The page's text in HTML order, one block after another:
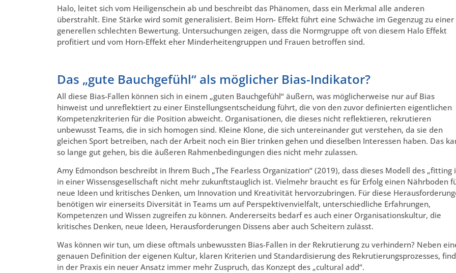
Halo, leitet sich vom Heiligenschein ab und beschreibt das Phänomen, dass ein Merkmal alle anderen
überstrahlt. Eine Stärke wird somit generalisiert. Beim Horn- Effekt führt eine Schwäche im Gegenzug zu einer
generellen schlechten Bewertung. Untersuchungen zeigen, dass die Normgruppe oft von diesem Halo Effekt
profitiert und vom Horn-Effekt eher Minderheitengruppen und Frauen betroffen sind.
Das „gute Bauchgefühl“ als möglicher Bias-Indikator?
All diese Bias-Fallen können sich in einem „guten Bauchgefühl“ äußern, was möglicherweise nur auf Bias
hinweist und unreflektiert zu einer Einstellungsentscheidung führt, die von den zuvor definierten eigentlichen
Kompetenzkriterien für die Position abweicht. Organisationen, die dieses nicht reflektieren, rekrutieren
unbewusst Teams, die in sich homogen sind. Kleine Klone, die sich untereinander gut verstehen, da sie den
gleichen Sport betreiben, nach der Arbeit noch ein Bier trinken gehen und dieselben Interessen haben. Das
so lange gut gehen, bis die äußeren Rahmenbedingungen dies nicht mehr zulassen.
Amy Edmondson beschreibt in Ihrem Buch „The Fearless Organization“ (2019), dass dieses Modell des „fitting
in einer Wissensgesellschaft nicht mehr zukunftstauglich ist. Vielmehr braucht es für Erfolg einen Nährboden
neue Ideen und kritisches Denken, um Innovation und Kreativität hervorzubringen. Für diese
benötigen wir einerseits Diversität in Teams um auf Perspektivenvielfalt, unterschiedliche Erfahrungen,
Kompetenzen und Wissen zugreifen zu können. Andererseits bedarf es auch einer Organisationskultur, die
kritisches Denken, neue Ideen, Herausforderungen Dissens aber auch Scheitern zulässt.
Was können wir tun, um diese oftmals unbewussten Bias-Fallen in der Rekrutierung zu verhindern? Neben
genauen Definition der eigenen Kultur, klaren Kriterien und Standardisierung des Rekrutierungsprozesses,
in der Praxis ein neuer Ansatz immer mehr Zuspruch, das Konzept des „cultural add“.